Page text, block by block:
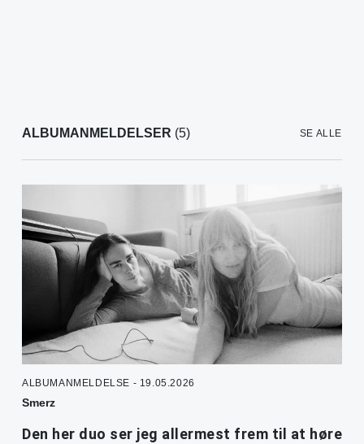
ALBUMANMELDELSER (5) SE ALLE
ALBUMANMELDELSE - 19.05.2026
Smerz
Den her duo ser jeg allermest frem til at høre